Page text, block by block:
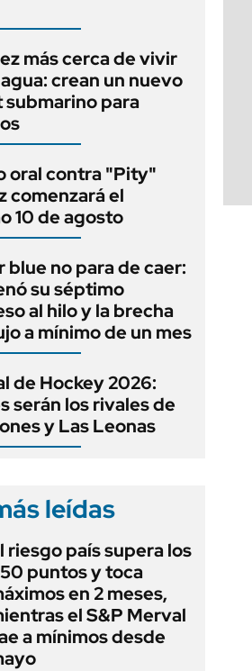
más cerca de vivir
crean un nuevo
para
oral contra "Pity"
comenzará el
10 de agosto
blue no para de caer:
su séptimo
al hilo y la brecha
a mínimo de un mes
de Hockey 2026:
serán los rivales de
y Las Leonas
leídas
riesgo país supera los
puntos y toca
en 2 meses,
el S&P Merval
a mínimos desde